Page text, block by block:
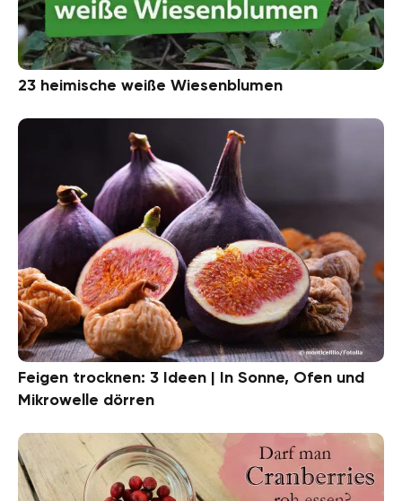
23 heimische weiße Wiesenblumen
Feigen trocknen: 3 Ideen | In Sonne, Ofen und
Mikrowelle dörren